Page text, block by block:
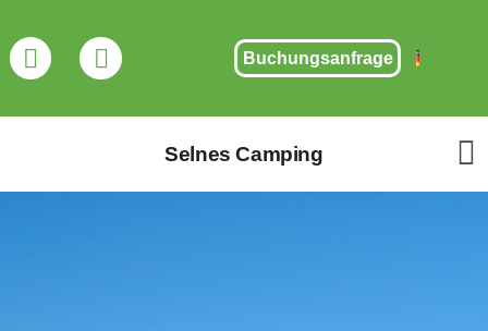
Buchungsanfrage
Selnes Camping